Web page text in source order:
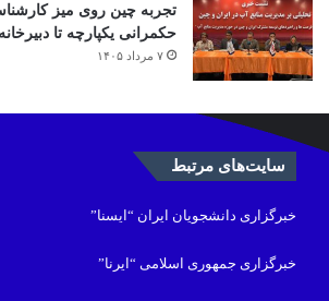
تجربه چین روی میز
حکمرانی یکپارچه تا
۷ مرداد ۱۴۰۵
سایت‌های مرتبط
خبرگزاری دانشجویان ایران “ایسنا”
خبرگزاری جمهوری اسلامی “ایرنا”